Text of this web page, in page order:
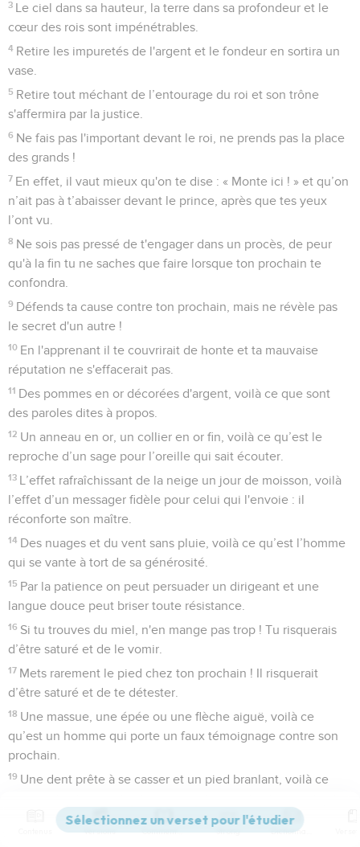
Versions Commentaires Strong
3
Le ciel dans sa hauteur, la terre dans sa profondeur et le
cœur des rois sont impénétrables.
4 Retire les impuretés de l'argent et le fondeur en sortira un
vase.
5 Retire tout méchant de l’entourage du roi et son trône
s'affermira par la justice.
6 Ne fais pas l'important devant le roi, ne prends pas la place
des grands !
7 En effet, il vaut mieux qu'on te dise : « Monte ici ! » et qu’on
n’ait pas à t’abaisser devant le prince, après que tes yeux
l’ont vu.
8 Ne sois pas pressé de t'engager dans un procès, de peur
qu'à la fin tu ne saches que faire lorsque ton prochain te
confondra.
9 Défends ta cause contre ton prochain, mais ne révèle pas
le secret d'un autre !
10 En l'apprenant il te couvrirait de honte et ta mauvaise
réputation ne s'effacerait pas.
11 Des pommes en or décorées d'argent, voilà ce que sont
des paroles dites à propos.
12 Un anneau en or, un collier en or fin, voilà ce qu’est le
reproche d’un sage pour l’oreille qui sait écouter.
13
L’effet rafraîchissant de la neige un jour de moisson, voilà
l’effet d’un messager fidèle pour celui qui l'envoie : il
réconforte son maître.
14 Des nuages et du vent sans pluie, voilà ce qu’est l’homme
qui se vante à tort de sa générosité.
15 Par la patience on peut persuader un dirigeant et une
langue douce peut briser toute résistance.
16 Si tu trouves du miel, n'en mange pas trop ! Tu risquerais
d’être saturé et de le vomir.
17 Mets rarement le pied chez ton prochain ! Il risquerait
d’être saturé et de te détester.
18 Une massue, une épée ou une flèche aiguë, voilà ce
qu’est un homme qui porte un faux témoignage contre son
prochain.
19 Une dent prête à se casser et un pied branlant, voilà ce